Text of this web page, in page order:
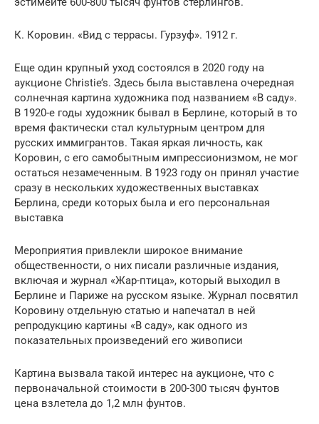
К. Коровин. «Вид с террасы. Гурзуф». 1912 г.
Еще один крупный уход состоялся в 2020 году на
аукционе Christie’s. Здесь была выставлена очередная
солнечная картина художника под названием «В саду».
В 1920-е годы художник бывал в Берлине, который в то
время фактически стал культурным центром для
русских иммигрантов. Такая яркая личность, как
Коровин, с его самобытным импрессионизмом, не мог
остаться незамеченным. В 1923 году он принял участие
сразу в нескольких художественных выставках
Берлина, среди которых была и его персональная
выставка
Мероприятия привлекли широкое внимание
общественности, о них писали различные издания,
включая и журнал «Жар-птица», который выходил в
Берлине и Париже на русском языке. Журнал посвятил
Коровину отдельную статью и напечатал в ней
репродукцию картины «В саду», как одного из
показательных произведений его живописи
Картина вызвала такой интерес на аукционе, что с
первоначальной стоимости в 200-300 тысяч фунтов
цена взлетела до 1,2 млн фунтов.